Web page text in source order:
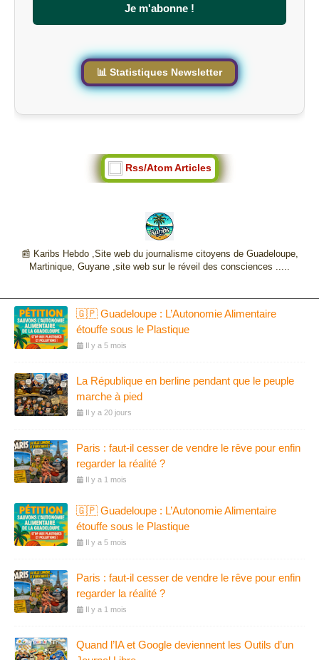
Je m'abonne !
📊 Statistiques Newsletter
Rss/Atom Articles
📰 Karibs Hebdo ,Site web du journalisme citoyens de Guadeloupe,
Martinique, Guyane ,site web sur le réveil des consciences .....
🇬🇵 Guadeloupe : L’Autonomie Alimentaire
étouffe sous le Plastique
Il y a 5 mois
La République en berline pendant que le peuple
marche à pied
Il y a 20 jours
Paris : faut-il cesser de vendre le rêve pour enfin
regarder la réalité ?
Il y a 1 mois
🇬🇵 Guadeloupe : L’Autonomie Alimentaire
étouffe sous le Plastique
Il y a 5 mois
Paris : faut-il cesser de vendre le rêve pour enfin
regarder la réalité ?
Il y a 1 mois
Quand l’IA et Google deviennent les Outils d’un